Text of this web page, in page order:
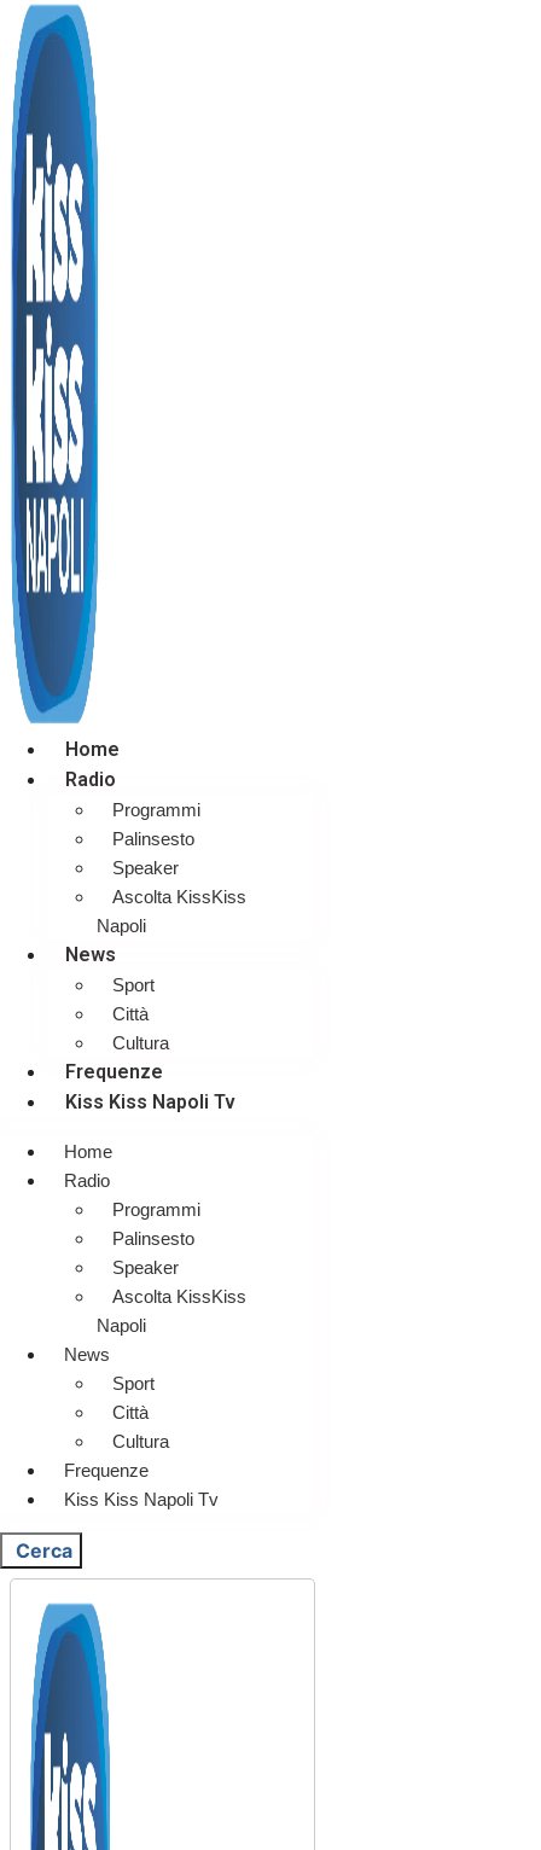
Home
Radio
Programmi
Palinsesto
Speaker
Ascolta KissKiss
Napoli
News
Sport
Città
Cultura
Frequenze
Kiss Kiss Napoli Tv
Home
Radio
Programmi
Palinsesto
Speaker
Ascolta KissKiss
Napoli
News
Sport
Città
Cultura
Frequenze
Kiss Kiss Napoli Tv
Cerca